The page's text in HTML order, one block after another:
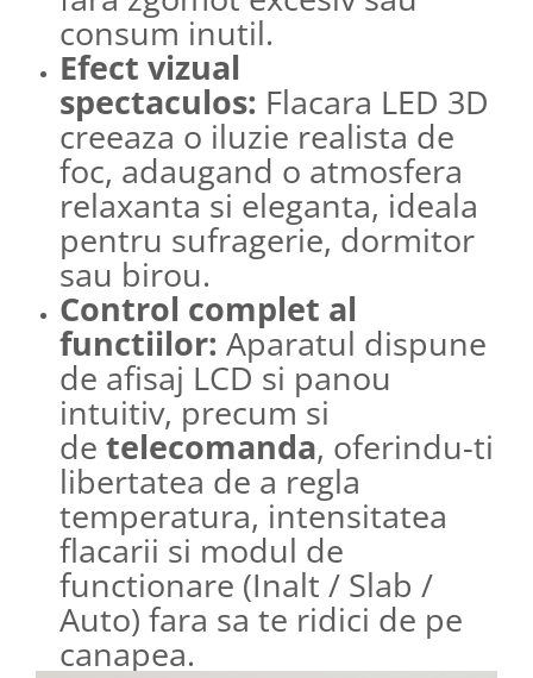
consum inutil.
Efect vizual
spectaculos: Flacara LED 3D
creeaza o iluzie realista de
foc, adaugand o atmosfera
relaxanta si eleganta, ideala
pentru sufragerie, dormitor
sau birou.
Control complet al
functiilor: Aparatul dispune
de afisaj LCD si panou
intuitiv, precum si
de telecomanda, oferindu-ti
libertatea de a regla
temperatura, intensitatea
flacarii si modul de
functionare (Inalt / Slab /
Auto) fara sa te ridici de pe
canapea.